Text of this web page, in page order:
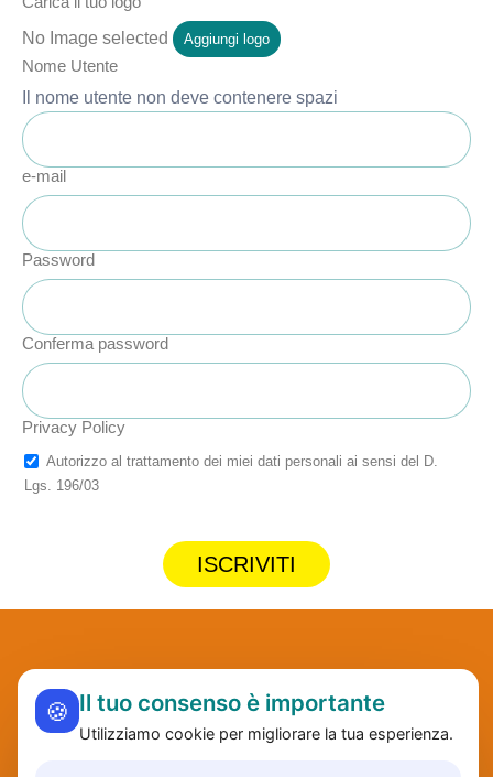
No Image selected
Aggiungi logo
Nome Utente
Il nome utente non deve contenere spazi
e-mail
Password
Conferma password
Privacy Policy
Autorizzo al trattamento dei miei dati personali ai sensi del D.
Lgs. 196/03
ISCRIVITI
🍪 Il tuo consenso è importante
Utilizziamo cookie per migliorare la tua esperienza.